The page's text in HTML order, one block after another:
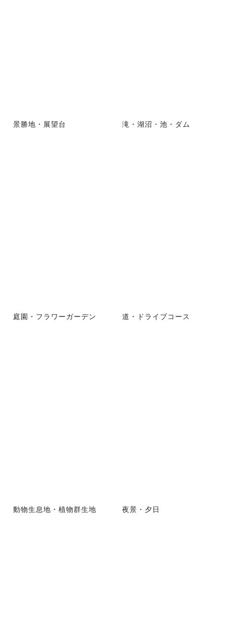
景勝地・展望台 滝・湖沼・池・ダム
庭園・フラワーガーデン 道・ドライブコース
動物生息地・植物群生地 夜景・夕日